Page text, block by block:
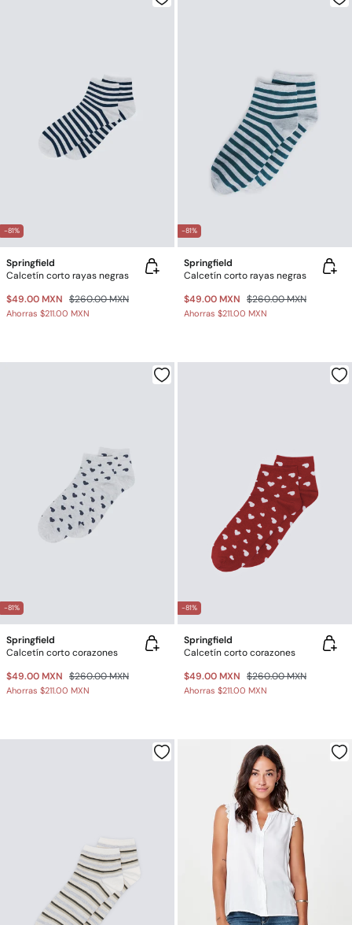
-81%
Springfield
Calcetín corto rayas negras
$49.00 MXN $260.00 MXN
Ahorras $211.00 MXN
-81%
Springfield
Calcetín corto rayas negras
$49.00 MXN $260.00 MXN
Ahorras $211.00 MXN
-81%
Springfield
Calcetín corto corazones
$49.00 MXN $260.00 MXN
Ahorras $211.00 MXN
-81%
Springfield
Calcetín corto corazones
$49.00 MXN $260.00 MXN
Ahorras $211.00 MXN